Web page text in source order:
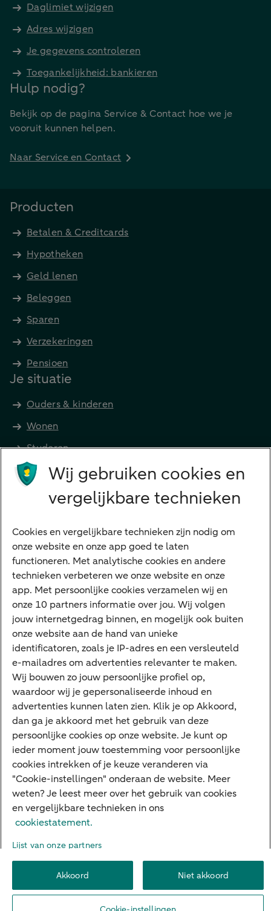
Daglimiet wijzigen
Adres wijzigen
Je gegevens controleren
Toegankelijkheid: bankieren
Hulp nodig?
Bekijk op de pagina Service & Contact hoe we je
vooruit kunnen helpen.
Naar Service en Contact
Producten
Betalen & Creditcards
Hypotheken
Geld lenen
Beleggen
Sparen
Verzekeringen
Pensioen
Je situatie
Ouders & kinderen
Wonen
Studeren
Preferred Banking
Digitale diensten
Internet Bankieren
ABN AMRO app
Tikkie
Apple Pay
Google Pay
Veilig bankieren
Meest gezocht
Hypotheek berekenen
E.dentifier
Jaaroverzicht
Rood staan
Over ABN AMRO
Werken bij ABN AMRO
DuurzaamheidVeiligheidPrivacy DisclaimerCookie-instellingen
© 2026 ABN AMRO
Wij gebruiken cookies en
vergelijkbare technieken
Cookies en vergelijkbare technieken zijn nodig om
onze website en onze app goed te laten
functioneren. Met analytische cookies en andere
technieken verbeteren we onze website en onze
app. Met persoonlijke cookies verzamelen wij en
onze 10 partners informatie over jou. Wij volgen
jouw internetgedrag binnen, en mogelijk ook buiten
onze website aan de hand van unieke
identificatoren, zoals je IP-adres en een versleuteld
e-mailadres om advertenties relevanter te maken.
Wij bouwen zo jouw persoonlijke profiel op,
waardoor wij je gepersonaliseerde inhoud en
advertenties kunnen laten zien. Klik je op Akkoord,
dan ga je akkoord met het gebruik van deze
persoonlijke cookies op onze website. Je kunt op
ieder moment jouw toestemming voor persoonlijke
cookies intrekken of je keuze veranderen via
"Cookie-instellingen" onderaan de website. Meer
weten? Je leest meer over het gebruik van cookies
en vergelijkbare technieken in ons
cookiestatement.
Lijst van onze partners
Akkoord Niet akkoord